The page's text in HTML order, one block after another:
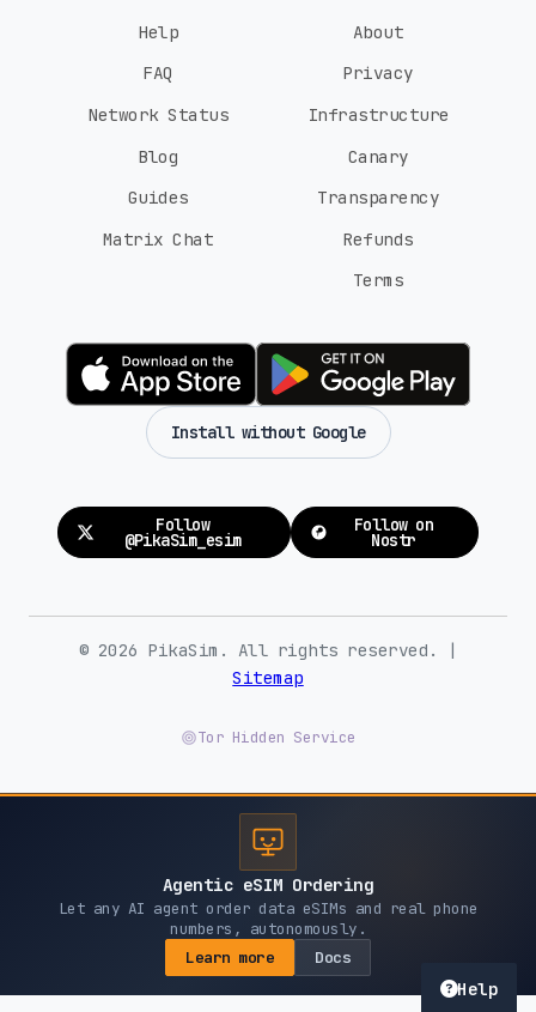
Help
Help
FAQ
Network Status
Blog
Guides
Matrix Chat
About
Privacy
Infrastructure
Canary
Transparency
Refunds
Terms
Install without Google
Follow
@PikaSim_esim
Follow on
Nostr
© 2026 PikaSim. All rights reserved. |
Sitemap
Tor Hidden Service
Agentic eSIM Ordering
Let any AI agent order data eSIMs and real phone
numbers, autonomously.
Learn more
Docs